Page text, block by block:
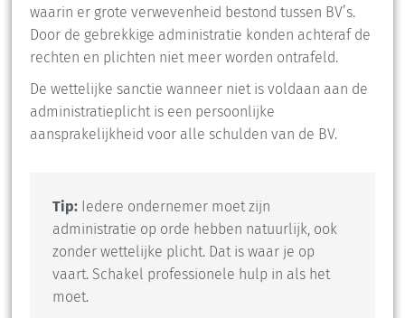
waarin er grote verwevenheid bestond tussen BV’s.
Door de gebrekkige administratie konden achteraf de
rechten en plichten niet meer worden ontrafeld.
De wettelijke sanctie wanneer niet is voldaan aan de
administratieplicht is een persoonlijke
aansprakelijkheid voor alle schulden van de BV.
Tip: Iedere ondernemer moet zijn
administratie op orde hebben natuurlijk, ook
zonder wettelijke plicht. Dat is waar je op
vaart. Schakel professionele hulp in als het
moet.